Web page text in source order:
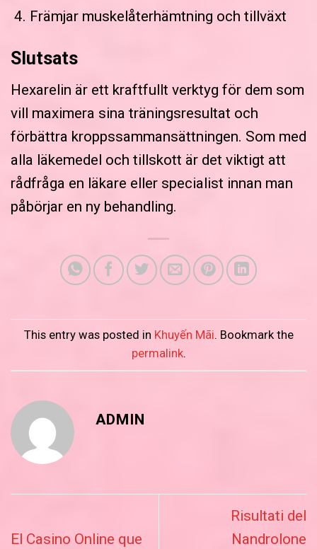
Främjar muskelåterhämtning och tillväxt
Slutsats
Hexarelin är ett kraftfullt verktyg för dem som
vill maximera sina träningsresultat och
förbättra kroppssammansättningen. Som med
alla läkemedel och tillskott är det viktigt att
rådfråga en läkare eller specialist innan man
påbörjar en ny behandling.
This entry was posted in Khuyến Mãi. Bookmark the
permalink.
ADMIN
El Casino Online que
Risultati del
Nandrolone